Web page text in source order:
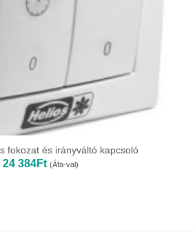
fokozat és irányváltó kapcsoló
24 384Ft (Áfa-val)